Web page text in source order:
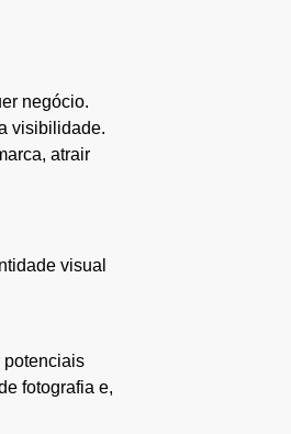
negócio.
visibilidade.
atrair
visual
potenciais
fotografia e,